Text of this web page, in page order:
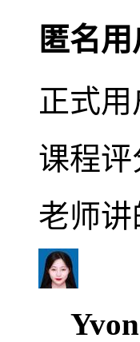
匿名用
正式用
课程评
老师